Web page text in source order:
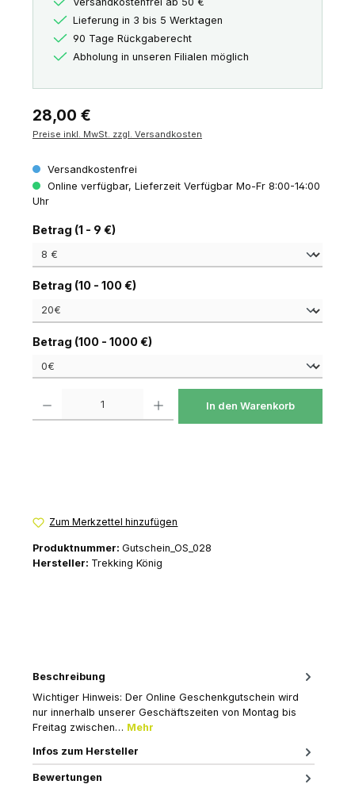
Lieferung in 3 bis 5 Werktagen
90 Tage Rückgaberecht
Abholung in unseren Filialen möglich
Regulärer Preis:
28,00 €
Preise inkl. MwSt. zzgl. Versandkosten
Versandkostenfrei
Online verfügbar, Lieferzeit Verfügbar Mo-Fr 8:00-14:00
Uhr
Betrag (1 - 9 €)auswählen
Betrag (10 - 100 €)auswählen
Betrag (100 - 1000 €)auswählen
In den Warenkorb
Zum Merkzettel hinzufügen
Produktnummer: Gutschein_OS_028
Hersteller: Trekking König
Beschreibung
Wichtiger Hinweis: Der Online Geschenkgutschein wird
nur innerhalb unserer Geschäftszeiten von Montag bis
Freitag zwischen… Mehr
Infos zum Hersteller
Bewertungen